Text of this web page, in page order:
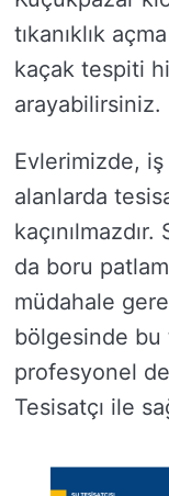
tıkanıklık
kaçak tespiti
arayabilirsiniz.
Evlerimizde,
alanlarda
kaçınılmazdır.
da boru
müdahale
bölgesinde
profesyonel
Tesisatçı ile